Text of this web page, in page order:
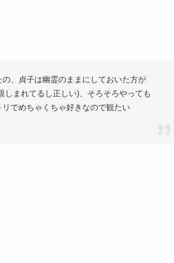
、貞子は幽霊のままにしておいた方が
まれてるし正しい)、そろそろやっても
でめちゃくちゃ好きなので観たい